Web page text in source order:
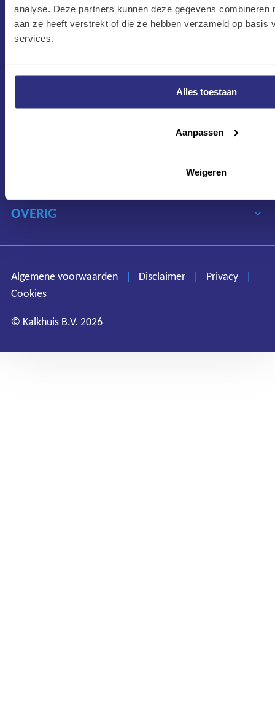
analyse. Deze partners kunnen deze gegevens combineren
aan ze heeft verstrekt of die ze hebben verzameld op basis
services.
Alles toestaan
Aanpassen
Weigeren
Disclaimer
Privacy
Nederland
verkoop@kalkhuis.nl
OVERIG
Algemene voorwaarden | Disclaimer | Privacy
|
Cookies
© Kalkhuis B.V. 2026